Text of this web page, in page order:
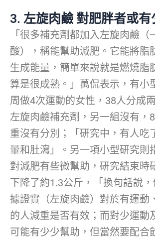
3. 左旋肉鹼 對肥胖者或有
「很多補充劑都加入左旋肉鹼（
酸），稱能幫助減肥。它能將脂
生成能量，簡單來說就是燃燒脂
算是很成熟。」萬侃表示，有小
周做4次運動的女性，38人分成
左旋肉鹼補充劑，另一組沒有，
重沒有分別；「研究中，有人吃
暈和肚瀉」。另一項小型研究則
對減肥有些微幫助，研究結束時
下降了約1.3公斤，「換句話說
據證實（左旋肉鹼）對於有運動
的人減重是否有效；而對少運動
可能有少少幫助，但當然要配合